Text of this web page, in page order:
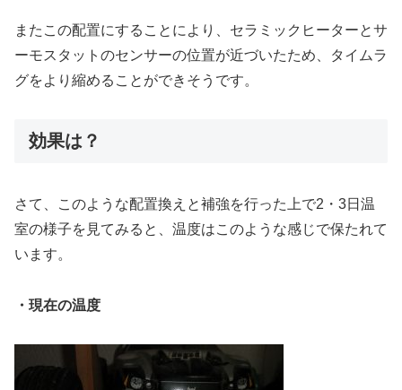
またこの配置にすることにより、セラミックヒーターとサ
ーモスタットのセンサーの位置が近づいたため、タイムラ
グをより縮めることができそうです。
効果は？
さて、このような配置換えと補強を行った上で2・3日温
室の様子を見てみると、温度はこのような感じで保たれて
います。
・現在の温度